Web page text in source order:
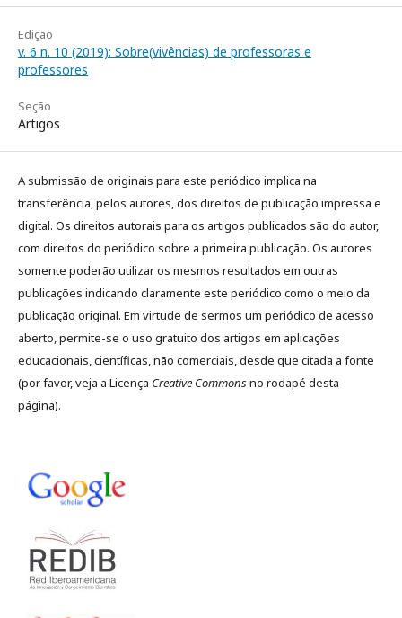
Edição
v. 6 n. 10 (2019): Sobre(vivências) de professoras e
professores
Seção
Artigos
A submissão de originais para este periódico implica na
transferência, pelos autores, dos direitos de publicação impressa e
digital. Os direitos autorais para os artigos publicados são do autor,
com direitos do periódico sobre a primeira publicação. Os autores
somente poderão utilizar os mesmos resultados em outras
publicações indicando claramente este periódico como o meio da
publicação original. Em virtude de sermos um periódico de acesso
aberto, permite-se o uso gratuito dos artigos em aplicações
educacionais, científicas, não comerciais, desde que citada a fonte
(por favor, veja a Licença Creative Commonsno rodapé desta
página).